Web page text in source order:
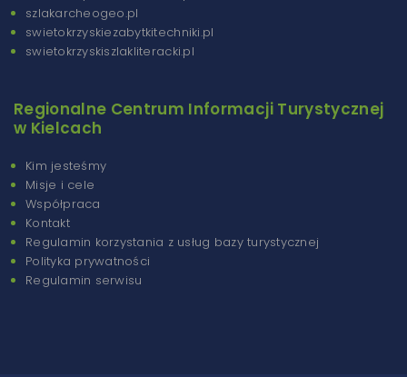
szlakarcheogeo.pl
swietokrzyskiezabytkitechniki.pl
swietokrzyskiszlakliteracki.pl
Regionalne Centrum Informacji Turystycznej
w Kielcach
Kim jesteśmy
Misje i cele
Współpraca
Kontakt
Regulamin korzystania z usług bazy turystycznej
Polityka prywatności
Regulamin serwisu